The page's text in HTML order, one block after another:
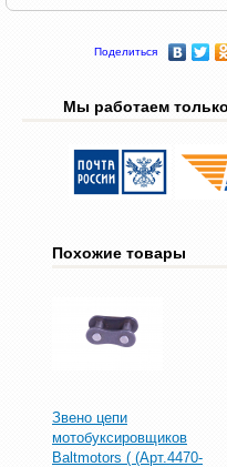
Поделиться
Мы работаем
Похожие товары
Звено цепи
мотобуксировщиков
Baltmotors ( (Арт.4470-